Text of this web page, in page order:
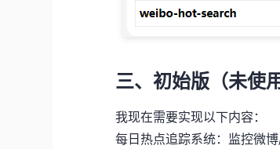
三、初始版（未使
我现在需要实现以下内容：
每日热点追踪系统：监控微